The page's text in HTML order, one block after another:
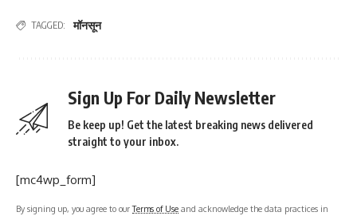
TAGGED: मॉनसून
Sign Up For Daily Newsletter
Be keep up! Get the latest breaking news delivered
straight to your inbox.
[mc4wp_form]
By signing up, you agree to ourTerms of Use and acknowledge the data practices in